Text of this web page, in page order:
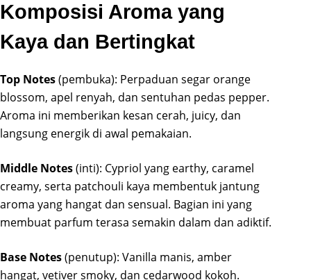
Komposisi Aroma yang
Kaya dan Bertingkat
Top Notes(pembuka): Perpaduan segar orange
blossom, apel renyah, dan sentuhan pedas pepper.
Aroma ini memberikan kesan cerah, juicy, dan
langsung energik di awal pemakaian.
Middle Notes(inti): Cypriol yang earthy, caramel
creamy, serta patchouli kaya membentuk jantung
aroma yang hangat dan sensual. Bagian ini yang
membuat parfum terasa semakin dalam dan adiktif.
Base Notes(penutup): Vanilla manis, amber
hangat, vetiver smoky, dan cedarwood kokoh.